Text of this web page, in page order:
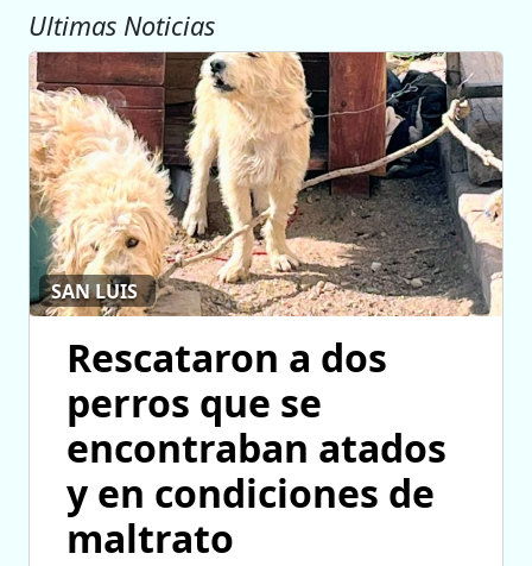
Ultimas Noticias
SAN LUIS
Rescataron a dos
perros que se
encontraban atados
y en condiciones de
maltrato